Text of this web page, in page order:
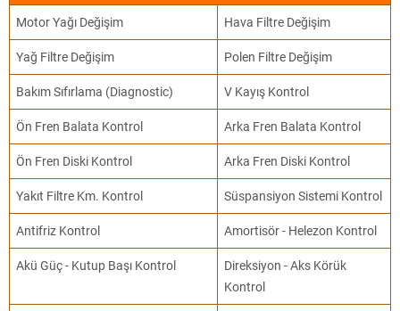
Motor Yağı Değişim Hava Filtre Değişim
Yağ Filtre Değişim Polen Filtre Değişim
Bakım Sıfırlama (Diagnostic) V Kayış Kontrol
Ön Fren Balata Kontrol Arka Fren Balata Kontrol
Ön Fren Diski Kontrol Arka Fren Diski Kontrol
Yakıt Filtre Km. Kontrol Süspansiyon Sistemi Kontrol
Antifriz Kontrol Amortisör - Helezon Kontrol
Akü Güç - Kutup Başı Kontrol
Direksiyon - Aks Körük
Kontrol